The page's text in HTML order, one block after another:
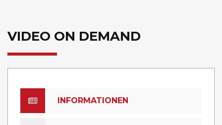
VIDEO ON DEMAND
INFORMATIONEN